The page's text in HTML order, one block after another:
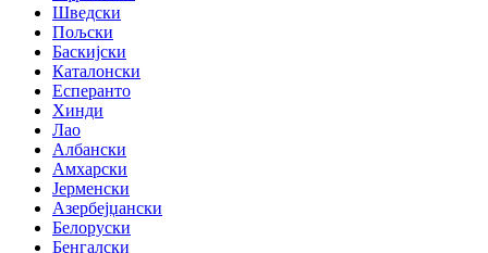
Шведски
Пољски
Баскијски
Каталонски
Есперанто
Хинди
Лао
Албански
Амхарски
Јерменски
Азербејџански
Белоруски
Бенгалски